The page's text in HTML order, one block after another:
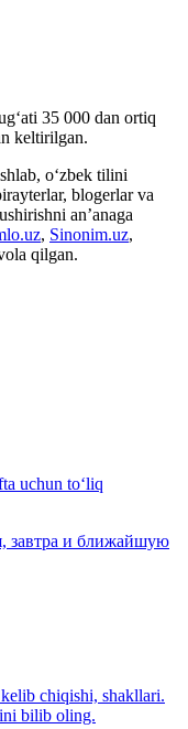
35 000 dan ortiq
keltirilgan.
o‘zbek tilini
blogerlar va
an’anaga
, Sinonim.uz,
qilgan.
uchun to‘liq
завтра и ближайшую
chiqishi, shakllari.
bilib oling.